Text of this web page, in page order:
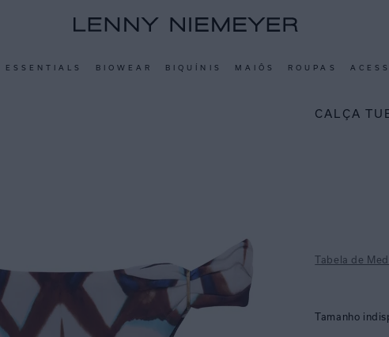
ESSENTIALS BIOWEAR BIQUÍNIS MAIÔS ROUPAS
CALÇA
Tabela de